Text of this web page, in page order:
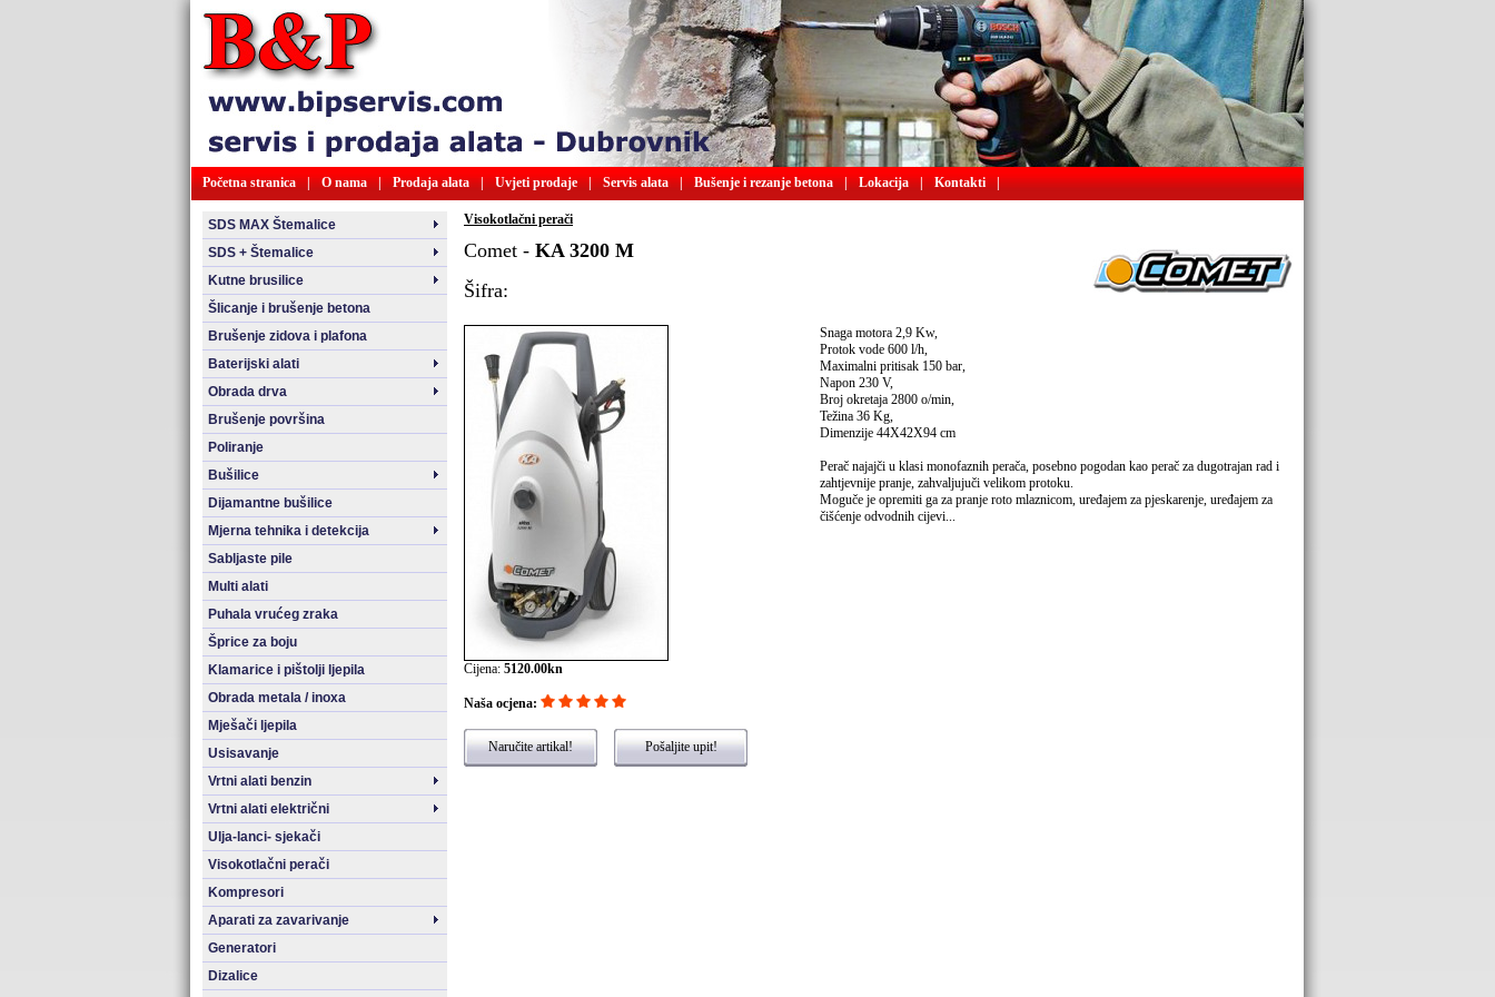
Početna stranica | O nama | Prodaja alata | Uvjeti prodaje | Servis alata | Bušenje i rezanje betona | Lokacija | Kontakti |
SDS MAX Štemalice
SDS + Štemalice
Kutne brusilice
Šlicanje i brušenje betona
Brušenje zidova i plafona
Baterijski alati
Obrada drva
Brušenje površina
Poliranje
Bušilice
Dijamantne bušilice
Mjerna tehnika i detekcija
Sabljaste pile
Multi alati
Puhala vrućeg zraka
Šprice za boju
Klamarice i pištolji ljepila
Obrada metala / inoxa
Mješači ljepila
Usisavanje
Vrtni alati benzin
Vrtni alati električni
Ulja-lanci- sjekači
Visokotlačni perači
Kompresori
Aparati za zavarivanje
Generatori
Dizalice
Visokotlačni perači
Comet - KA 3200 M
Šifra:
Cijena: 5120.00kn
Naša ocjena:
Naručite artikal! Pošaljite upit!
Snaga motora 2,9 Kw,
Protok vode 600 l/h,
Maximalni pritisak 150 bar,
Napon 230 V,
Broj okretaja 2800 o/min,
Težina 36 Kg,
Dimenzije 44X42X94 cm
Perač najajči u klasi monofaznih perača, posebno pogodan kao perač za dugotrajan rad i
zahtjevnije pranje, zahvaljujuči velikom protoku.
Moguče je opremiti ga za pranje roto mlaznicom, uređajem za pjeskarenje, uređajem za
čišćenje odvodnih cijevi...